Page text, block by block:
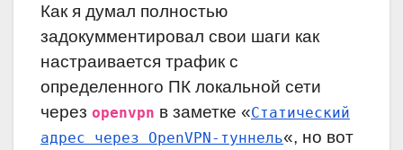
Как я думал полностью
задокумментировал свои шаги как
настраивается трафик с
определенного ПК локальной сети
через openvpn в заметке «Статический
адрес через OpenVPN-туннель«, но вот